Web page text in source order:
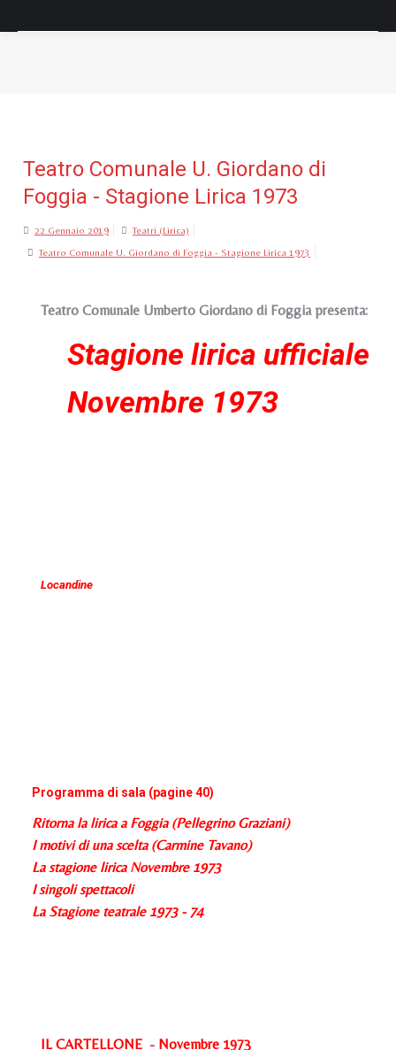
Teatro Comunale U. Giordano di
Foggia - Stagione Lirica 1973
22 Gennaio 2019 Teatri (Lirica)
Teatro Comunale U. Giordano di Foggia - Stagione Lirica 1973
Teatro Comunale Umberto Giordano di Foggia presenta:
Stagione lirica ufficiale
Novembre 1973
Locandine
Programma di sala (pagine 40)
Ritorna la lirica a Foggia (Pellegrino Graziani)
I motivi di una scelta (Carmine Tavano)
La stagione lirica Novembre 1973
I singoli spettacoli
La Stagione teatrale 1973 - 74
IL CARTELLONE - Novembre 1973